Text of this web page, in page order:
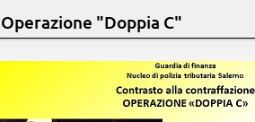
Operazione "Doppia C"